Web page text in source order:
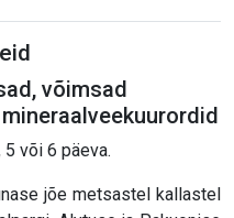
võimsad
või 6 päeva.
jõe metsastel kallastel